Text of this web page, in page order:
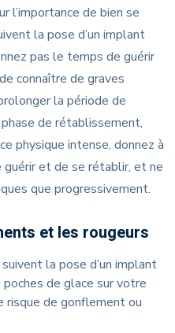
l’importance de bien se
la pose d’un implant
pas le temps de guérir
connaître de graves
la période de
de rétablissement,
physique intense, donnez à
et de se rétablir, et ne
que progressivement.
et les rougeurs
la pose d’un implant
de glace sur votre
risque de gonflement ou